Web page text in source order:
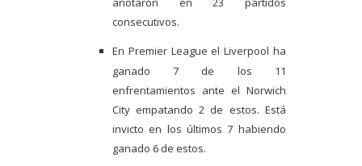
consecutivos.
En Premier League el Liverpool ha
ganado 7 de los 11
enfrentamientos ante el Norwich
City empatando 2 de estos. Está
invicto en los últimos 7 habiendo
ganado 6 de estos.